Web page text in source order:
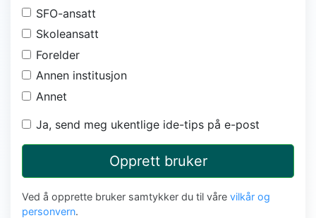
SFO-ansatt
Skoleansatt
Forelder
Annen institusjon
Annet
Ja, send meg ukentlige ide-tips på e-post
Opprett bruker
Ved å opprette bruker samtykker du til våre vilkår og
personvern.